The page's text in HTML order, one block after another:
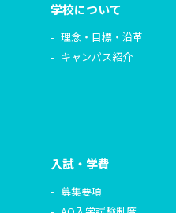
学校について
理念・目標・沿革
キャンパス紹介
入試・学費
募集要項